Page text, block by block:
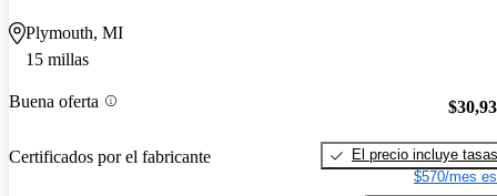
Plymouth, MI
15 millas
Buena oferta
Certificados por el fabricante
El precio incluye tasas
$570/mes